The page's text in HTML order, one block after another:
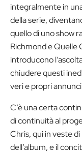
integralmente in
della serie,
quello di uno show
Richmond e Quelle
introducono
chiudere questi
veri e propri
C’è una certa
di continuità al
Chris, qui in veste
dell’album, e il